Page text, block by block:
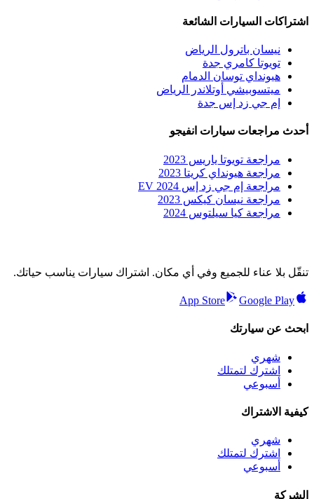
اشتراكات السيارات الشائعة
نيسان باترول الرياض
تويوتا كامري جدة
هيونداي توسان الدمام
ميتسوبيشي أوتلاندر الرياض
إم جي زد إس جدة
أحدث مراجعات سيارات انفيجو
مراجعة تويوتا ياريس 2023
مراجعة هيونداي كريتا 2023
مراجعة إم جي زد إس EV 2024
مراجعة نيسان كيكس 2023
مراجعة كيا سيلتوس 2024
تنقّل بلا عناء للجميع وفي أي مكان. اشتراك سيارات يناسب حياتك.
App Store Google Play
ابحث عن سيارتك
شهري
اشترك لتمتلك
أسبوعي
كيفية الاشتراك
شهري
اشترك لتمتلك
أسبوعي
الشركة